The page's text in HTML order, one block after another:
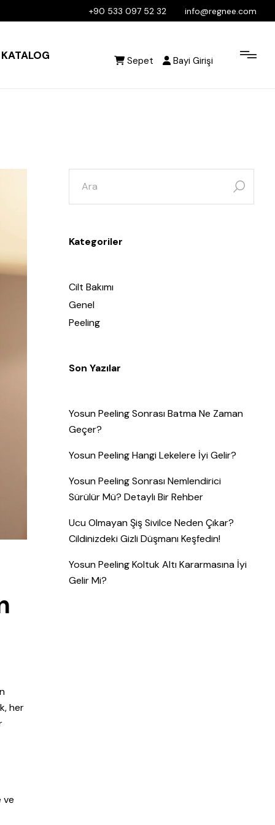
+90 533 097 52 32 info@regnee.com
KATALOG Sepet Bayi Girişi
her
ve
Kategoriler
Cilt Bakımı
Genel
Peeling
Son Yazılar
Yosun Peeling Sonrası Batma Ne Zaman
Geçer?
Yosun Peeling Hangi Lekelere İyi Gelir?
Yosun Peeling Sonrası Nemlendirici
Sürülür Mü? Detaylı Bir Rehber
Ucu Olmayan Şiş Sivilce Neden Çıkar?
Cildinizdeki Gizli Düşmanı Keşfedin!
Yosun Peeling Koltuk Altı Kararmasına İyi
Gelir Mi?